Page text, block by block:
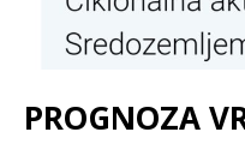
PROGNOZA